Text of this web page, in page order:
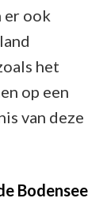
er ook
het
op een
van deze
Bodensee